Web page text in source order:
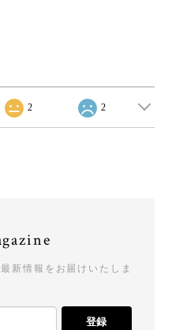
2 2
新情報をお届けいたしま
登録